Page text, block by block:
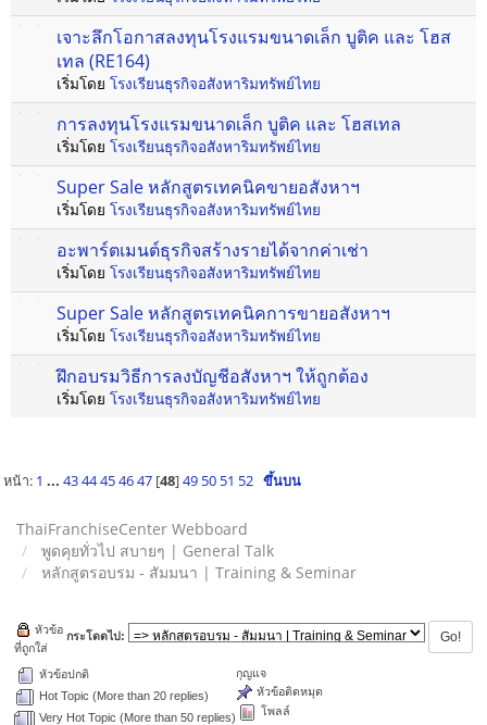
เจาะลึกโอกาสลงทุนโรงแรมขนาดเล็ก บูติค และ โฮส
เทล (RE164)
เริ่มโดย โรงเรียนธุรกิจอสังหาริมทรัพย์ไทย
การลงทุนโรงแรมขนาดเล็ก บูติค และ โฮสเทล
เริ่มโดย โรงเรียนธุรกิจอสังหาริมทรัพย์ไทย
Super Sale หลักสูตรเทคนิคขายอสังหาฯ
เริ่มโดย โรงเรียนธุรกิจอสังหาริมทรัพย์ไทย
อะพาร์ตเมนต์ธุรกิจสร้างรายได้จากค่าเช่า
เริ่มโดย โรงเรียนธุรกิจอสังหาริมทรัพย์ไทย
Super Sale หลักสูตรเทคนิคการขายอสังหาฯ
เริ่มโดย โรงเรียนธุรกิจอสังหาริมทรัพย์ไทย
ฝึกอบรมวิธีการลงบัญชีอสังหาฯ ให้ถูกต้อง
เริ่มโดย โรงเรียนธุรกิจอสังหาริมทรัพย์ไทย
หน้า: 1 ... 43 44 45 46 47[48]49 50 51 52 ขึ้นบน
ThaiFranchiseCenter Webboard
พูดคุยทั่วไป สบายๆ | General Talk
หลักสูตรอบรม - สัมมนา | Training & Seminar
กระโดดไป:
หัวข้อปกติ
Hot Topic (More than 20 replies)
Very Hot Topic (More than 50 replies)
หัวข้อ
ที่ถูกใส่
กุญแจ
หัวข้อติดหมุด
โพลล์